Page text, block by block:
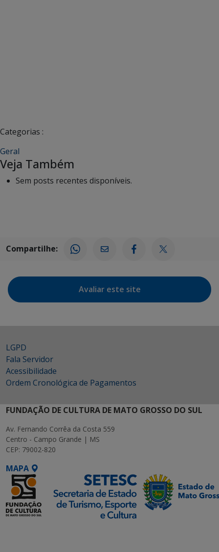
Categorias :
Geral
Veja Também
Sem posts recentes disponíveis.
Compartilhe:
Avaliar este site
LGPD
Fala Servidor
Acessibilidade
Ordem Cronológica de Pagamentos
FUNDAÇÃO DE CULTURA DE MATO GROSSO DO SUL
Av. Fernando Corrêa da Costa 559
Centro - Campo Grande | MS
CEP: 79002-820
MAPA